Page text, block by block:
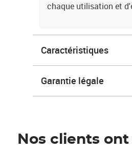
chaque utilisation et
Caractéristiques
Garantie légale
Nos clients